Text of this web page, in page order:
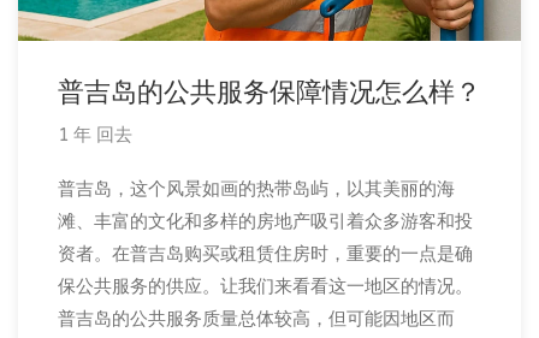
普吉岛的公共服务保障情况怎么样？
1 年 回去
普吉岛，这个风景如画的热带岛屿，以其美丽的海
滩、丰富的文化和多样的房地产吸引着众多游客和投
资者。在普吉岛购买或租赁住房时，重要的一点是确
保公共服务的供应。让我们来看看这一地区的情况。
普吉岛的公共服务质量总体较高，但可能因地区而